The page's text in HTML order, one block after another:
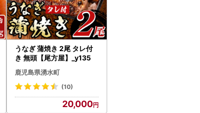
うなぎ 蒲焼き 2尾 タレ付
き 無頭【尾方屋】_y135
鹿児島県湧水町
(10)
20,000